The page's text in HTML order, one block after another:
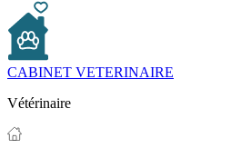
CABINET VETERINAIRE
Vétérinaire